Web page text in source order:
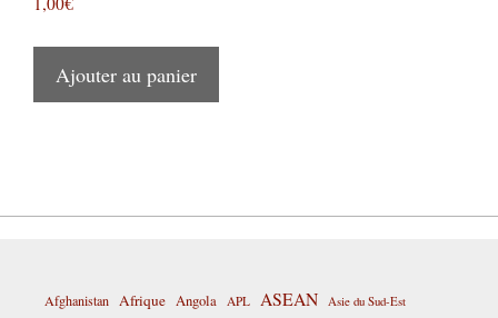
Ajouter au panier
Afghanistan Afrique Angola APL ASEAN Asie du Sud-Est